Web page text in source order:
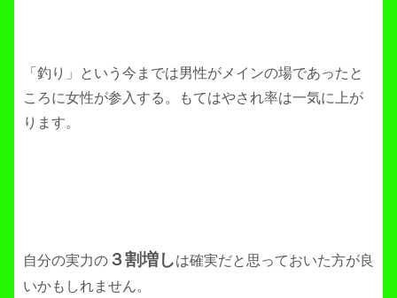
「釣り」という今までは男性がメインの場であったと
ころに女性が参入する。もてはやされ率は一気に上が
ります。
自分の実力の ３割増しは確実だと思っておいた方が良
いかもしれません。